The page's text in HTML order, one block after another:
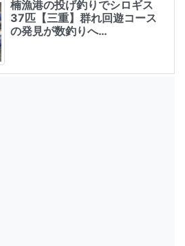
楠漁港の投げ釣りでシロギス
37匹【三重】群れ回遊コース
の発見が数釣りへ…